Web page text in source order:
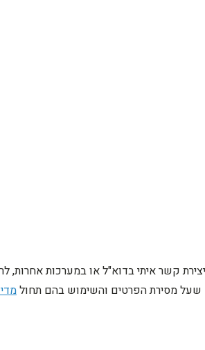
קשר איתי בדוא"ל או במערכות אחרות,
שעל מסירת הפרטים והשימוש בהם תחול